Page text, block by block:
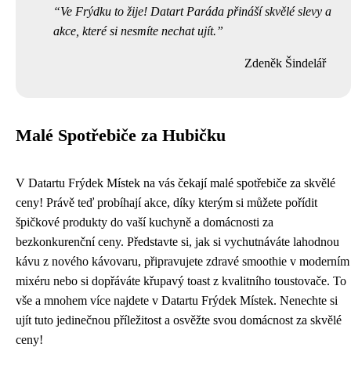
Ve Frýdku to žije! Datart Paráda přináší skvělé slevy a
akce, které si nesmíte nechat ujít.
Zdeněk Šindelář
Malé Spotřebiče za Hubičku
V Datartu Frýdek Místek na vás čekají malé spotřebiče za skvělé
ceny! Právě teď probíhají akce, díky kterým si můžete pořídit
špičkové produkty do vaší kuchyně a domácnosti za
bezkonkurenční ceny. Představte si, jak si vychutnáváte lahodnou
kávu z nového kávovaru, připravujete zdravé smoothie v moderním
mixéru nebo si dopřáváte křupavý toast z kvalitního toustovače. To
vše a mnohem více najdete v Datartu Frýdek Místek. Nenechte si
ujít tuto jedinečnou příležitost a osvěžte svou domácnost za skvělé
ceny!